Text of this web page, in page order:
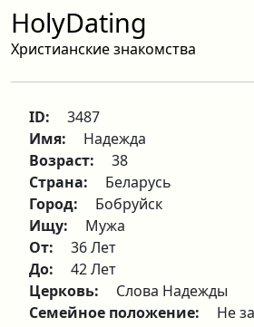
HolyDating
Христианские знакомства
ID:
3487
Имя:
Надежда
Возраст:
38
Страна:
Беларусь
Город:
Бобруйск
Ищу:
Мужа
От:
36 Лет
До:
42 Лет
Церковь:
Слова Надежды
Семейное положение:
Не